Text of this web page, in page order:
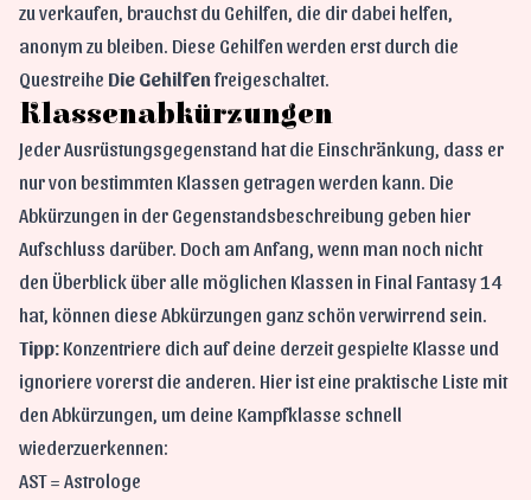
zu verkaufen, brauchst du Gehilfen, die dir dabei helfen,
anonym zu bleiben. Diese Gehilfen werden erst durch die
Questreihe Die Gehilfenfreigeschaltet.
Klassenabkürzungen
Jeder Ausrüstungsgegenstand hat die Einschränkung, dass er
nur von bestimmten Klassen getragen werden kann. Die
Abkürzungen in der Gegenstandsbeschreibung geben hier
Aufschluss darüber. Doch am Anfang, wenn man noch nicht
den Überblick über alle möglichen Klassen in Final Fantasy 14
hat, können diese Abkürzungen ganz schön verwirrend sein.
Tipp: Konzentriere dich auf deine derzeit gespielte Klasse und
ignoriere vorerst die anderen. Hier ist eine praktische Liste mit
den Abkürzungen, um deine Kampfklasse schnell
wiederzuerkennen:
AST = Astrologe